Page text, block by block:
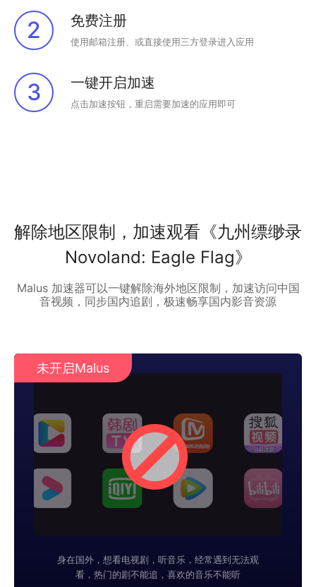
2 免费注册
使用邮箱注册、或直接使用三方登录进入应用
3 一键开启加速
点击加速按钮，重启需要加速的应用即可
解除地区限制，加速观看《九州缥缈录
Novoland: Eagle Flag》
Malus 加速器可以一键解除海外地区限制，加速访问中国
音视频，同步国内追剧，极速畅享国内影音资源
未开启Malus
身在国外，想看电视剧，听音乐，经常遇到无法观
看，热门的剧不能追，喜欢的音乐不能听